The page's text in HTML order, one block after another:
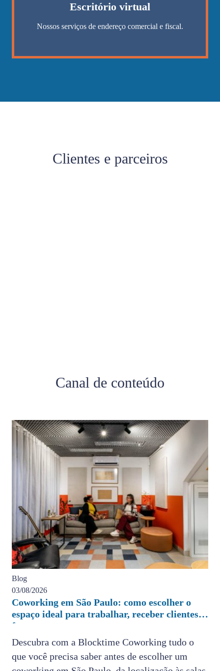
Escritório virtual
Nossos serviços de endereço comercial e fiscal.
Clientes e parceiros
Canal de conteúdo
Blog
03/08/2026
Coworking em São Paulo: como escolher o
espaço ideal para trabalhar, receber clientes e
fazer sua empresa crescer
Descubra com a Blocktime Coworking tudo o
que você precisa saber antes de escolher um